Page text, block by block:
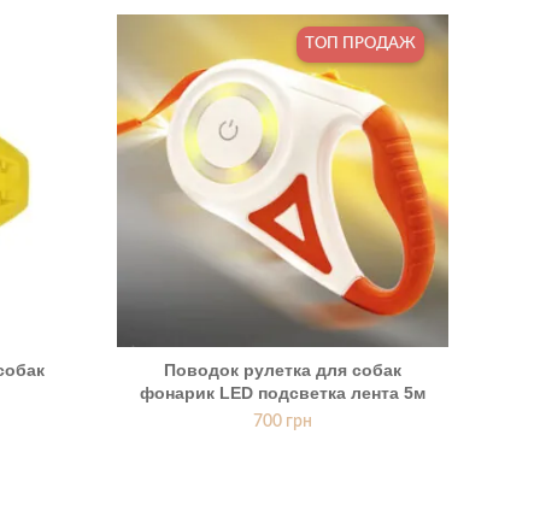
ТОП ПРОДАЖ
Поводок рулетка для собак
фонарик LED подсветка лента 5м
700грн